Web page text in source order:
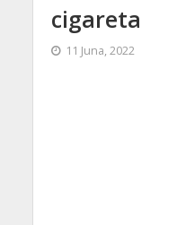
cigareta
11 Juna, 2022